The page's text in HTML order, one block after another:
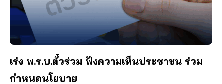
เร่ง พ.ร.บ.ตั๋วร่วม ฟังความเห็นประชาชน ร่วม
กำหนดนโยบาย